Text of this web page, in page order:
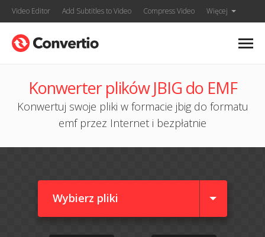
Video Editor Add Subtitles to Video Compress Video Więcej
Konwerter plików JBIG do EMF
Konwertuj swoje pliki w formacie jbig do formatu
emf przez Internet i bezpłatnie
Wybierz pliki